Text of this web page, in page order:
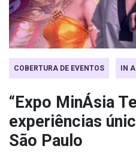
COBERTURA DE EVENTOS IN
“Expo MinÁsia
experiências
São Paulo